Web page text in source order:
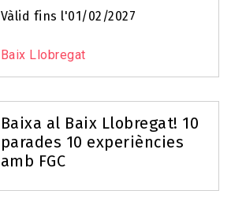
Vàlid fins l'01/02/2027
Baix Llobregat
Baixa al Baix Llobregat! 10
parades 10 experiències
amb FGC